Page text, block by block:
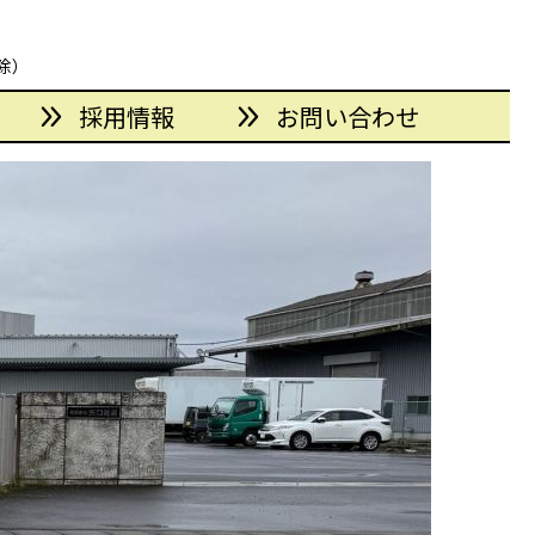
採用情報 お問い合わせ